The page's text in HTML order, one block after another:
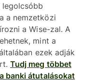
a nemzetközi
a Wise-zal. A
mint a
ezek adják
Tudj meg többet
banki átutalásokat